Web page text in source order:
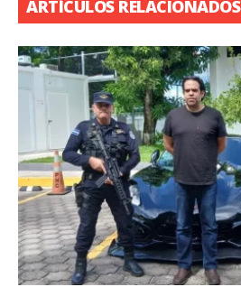
ARTÍCULOS RELACIONADOS